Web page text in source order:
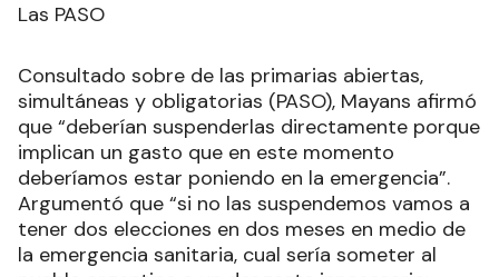
Las PASO
Consultado sobre de las primarias abiertas,
simultáneas y obligatorias (PASO), Mayans afirmó
que “deberían suspenderlas directamente porque
implican un gasto que en este momento
deberíamos estar poniendo en la emergencia”.
Argumentó que “si no las suspendemos vamos a
tener dos elecciones en dos meses en medio de
la emergencia sanitaria, cual sería someter al